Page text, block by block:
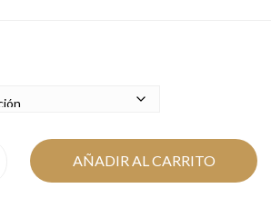
AÑADIR AL CARRITO